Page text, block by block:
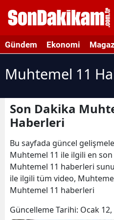
Gündem Ekonomi
Muhtemel 11
Son Dakika
Haberleri
Bu sayfada güncel
Muhtemel 11 ile ilgili en
Muhtemel 11 haberleri
ile ilgili tüm video,
Muhtemel 11 haberleri
Güncelleme Tarihi: Ocak